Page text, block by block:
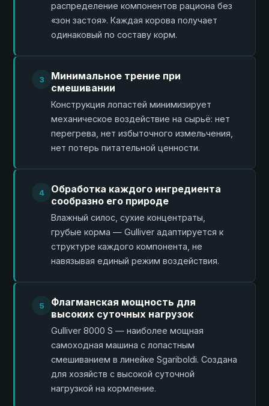
распределение компонентов рациона без
«зон застоя». Каждая корова получает
одинаковый по составу корм.
3
Минимальное трение при
смешивании
Конструкция лопастей минимизирует
механическое воздействие на сырьё: нет
перегрева, нет избыточного измельчения,
нет потерь питательной ценности.
4
Обработка каждого ингредиента
сообразно его природе
Влажный силос, сухие концентраты,
грубые корма — Gulliver адаптируется к
структуре каждого компонента, не
навязывая единый режим воздействия.
5
Флагманская мощность для
высоких суточных нагрузок
Gulliver 8000 S — наиболее мощная
самоходная машина с лопастным
смешиванием в линейке Sgariboldi. Создана
для хозяйств с высокой суточной
нагрузкой на кормление.